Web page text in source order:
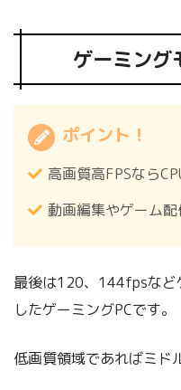
ゲーミング
ポイント！
高画質高FPSなら
動画編集やゲーム
最後は120、144fpsなど
したゲーミングPCです。
低画質領域であればミド